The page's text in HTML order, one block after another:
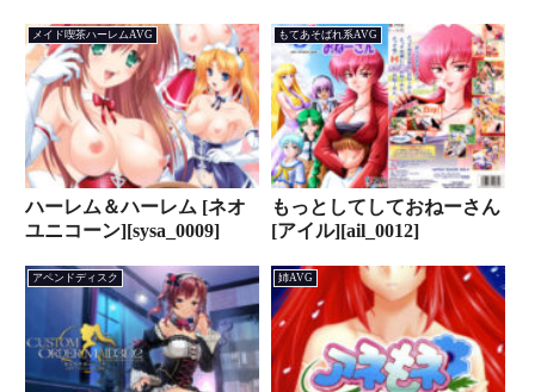
メイド喫茶ハーレムAVG
ハーレム＆ハーレム [ネオ
ユニコーン][sysa_0009]
もてあそばれ系AVG
もっとしてしておねーさん
[アイル][ail_0012]
アペンドディスク 姉AVG